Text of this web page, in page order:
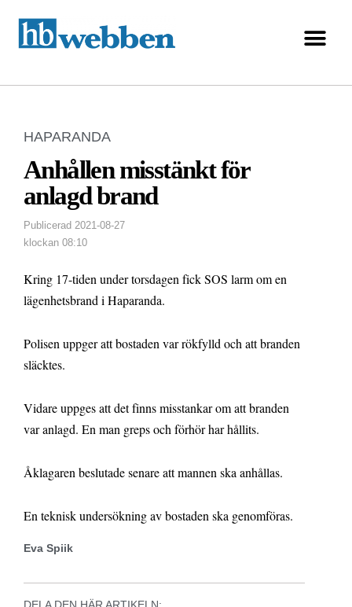
HAPARANDA
Anhållen misstänkt för
anlagd brand
Publicerad 2021-08-27
klockan 08:10
Kring 17-tiden under torsdagen fick SOS larm om en
lägenhetsbrand i Haparanda.
Polisen uppger att bostaden var rökfylld och att branden
släcktes.
Vidare uppges att det finns misstankar om att branden
var anlagd. En man greps och förhör har hållits.
Åklagaren beslutade senare att mannen ska anhållas.
En teknisk undersökning av bostaden ska genomföras.
Eva Spiik